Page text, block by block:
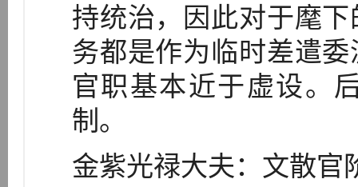
持统治，因此对于麾
务都是作为临时差遣
官职基本近于虚设。
制。
金紫光禄大夫：文散官